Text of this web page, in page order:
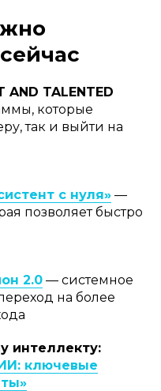
AND TALENTED
которые
так и выйти на
с нуля» —
позволяет быстро
2.0 — системное
на более
интеллекту:
ключевые